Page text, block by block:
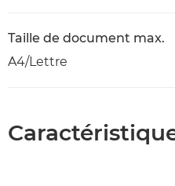
Taille de document max.
A4/Lettre